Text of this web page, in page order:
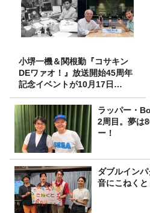
小堺一機＆関根勤『コサキン
DEワァオ！』放送開始45周年
記念イベントが10月17日
（土）に開催決定！本日より
FC先行受付スタート！ラッパー・
2周目。夢は
ー！
ダブルイン
音にこねくと